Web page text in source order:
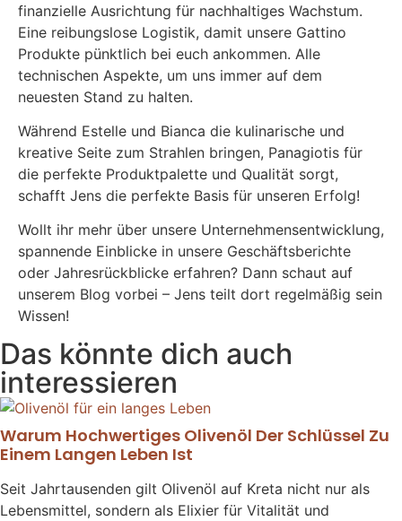
finanzielle Ausrichtung für nachhaltiges Wachstum.
Eine reibungslose Logistik, damit unsere Gattino
Produkte pünktlich bei euch ankommen. Alle
technischen Aspekte, um uns immer auf dem
neuesten Stand zu halten.
Während Estelle und Bianca die kulinarische und
kreative Seite zum Strahlen bringen, Panagiotis für
die perfekte Produktpalette und Qualität sorgt,
schafft Jens die perfekte Basis für unseren Erfolg!
Wollt ihr mehr über unsere Unternehmensentwicklung,
spannende Einblicke in unsere Geschäftsberichte
oder Jahresrückblicke erfahren? Dann schaut auf
unserem Blog vorbei – Jens teilt dort regelmäßig sein
Wissen!
Das könnte dich auch
interessieren
Warum Hochwertiges Olivenöl Der Schlüssel Zu
Einem Langen Leben Ist
Seit Jahrtausenden gilt Olivenöl auf Kreta nicht nur als
Lebensmittel, sondern als Elixier für Vitalität und